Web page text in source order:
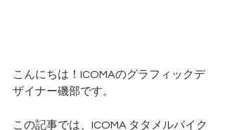
こんにちは！ ICOMAのグラフィックデ
ザイナー磯部です。
この記事では、ICOMA タタメルバイク